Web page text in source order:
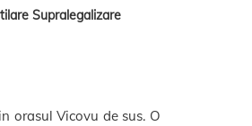
Supralegalizare
orasul Vicovu de sus. O